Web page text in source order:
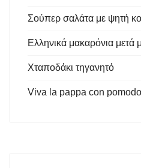
Σούπερ σαλάτα με ψητή
Ελληνικά μακαρόνια μετά
Χταποδάκι τηγανητό
Viva la pappa con